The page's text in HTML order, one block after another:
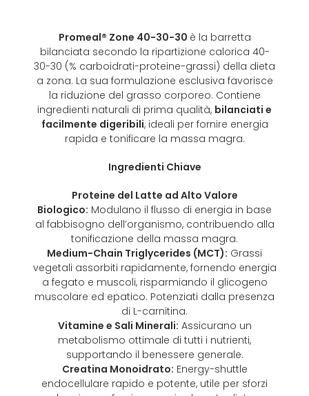
Promeal® Zone 40-30-30 è la barretta
bilanciata secondo la ripartizione calorica 40-
30-30 (% carboidrati-proteine-grassi) della dieta
a zona. La sua formulazione esclusiva favorisce
la riduzione del grasso corporeo. Contiene
ingredienti naturali di prima qualità, bilanciati e
facilmente digeribili, ideali per fornire energia
rapida e tonificare la massa magra.
Ingredienti Chiave
Proteine del Latte ad Alto Valore
Biologico: Modulano il flusso di energia in base
al fabbisogno dell’organismo, contribuendo alla
tonificazione della massa magra.
Medium-Chain Triglycerides (MCT): Grassi
vegetali assorbiti rapidamente, fornendo energia
a fegato e muscoli, risparmiando il glicogeno
muscolare ed epatico. Potenziati dalla presenza
di L-carnitina.
Vitamine e Sali Minerali: Assicurano un
metabolismo ottimale di tutti i nutrienti,
supportando il benessere generale.
Creatina Monoidrato: Energy-shuttle
endocellulare rapido e potente, utile per sforzi